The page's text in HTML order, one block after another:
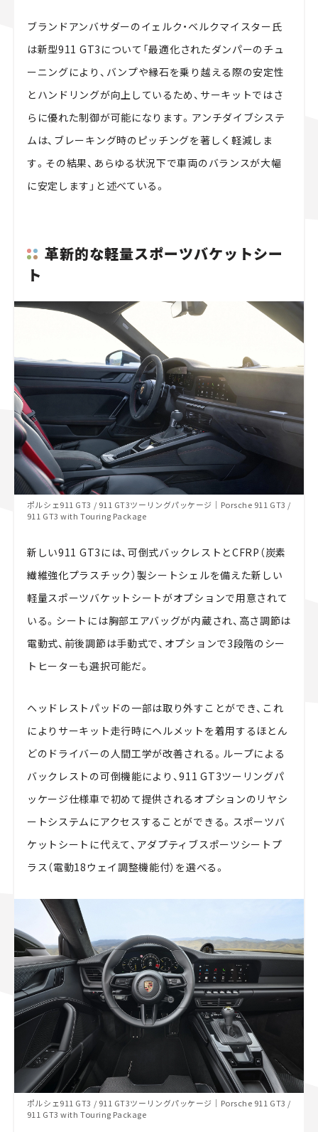
ブランドアンバサダーのイェルク・ベルクマイスター氏
は新型911 GT3について「最適化されたダンパーのチュ
ーニングにより、バンプや縁石を乗り越える際の安定性
とハンドリングが向上しているため、サーキットではさ
らに優れた制御が可能になります。アンチダイブシステ
ムは、ブレーキング時のピッチングを著しく軽減しま
す。その結果、あらゆる状況下で車両のバランスが大幅
に安定します」と述べている。
革新的な軽量スポーツバケットシー
ト
ポルシェ911 GT3 / 911 GT3ツーリングパッケージ｜Porsche 911 GT3 /
911 GT3 with Touring Package
新しい911 GT3には、可倒式バックレストとCFRP（炭素
繊維強化プラスチック）製シートシェルを備えた新しい
軽量スポーツバケットシートがオプションで用意されて
いる。シートには胸部エアバッグが内蔵され、高さ調節は
電動式、前後調節は手動式で、オプションで3段階のシー
トヒーターも選択可能だ。
ヘッドレストパッドの一部は取り外すことができ、これ
によりサーキット走行時にヘルメットを着用するほとん
どのドライバーの人間工学が改善される。ループによる
バックレストの可倒機能により、911 GT3ツーリングパ
ッケージ仕様車で初めて提供されるオプションのリヤシ
ートシステムにアクセスすることができる。スポーツバ
ケットシートに代えて、アダプティブスポーツシートプ
ラス（電動18ウェイ調整機能付）を選べる。
ポルシェ911 GT3 / 911 GT3ツーリングパッケージ｜Porsche 911 GT3 /
911 GT3 with Touring Package